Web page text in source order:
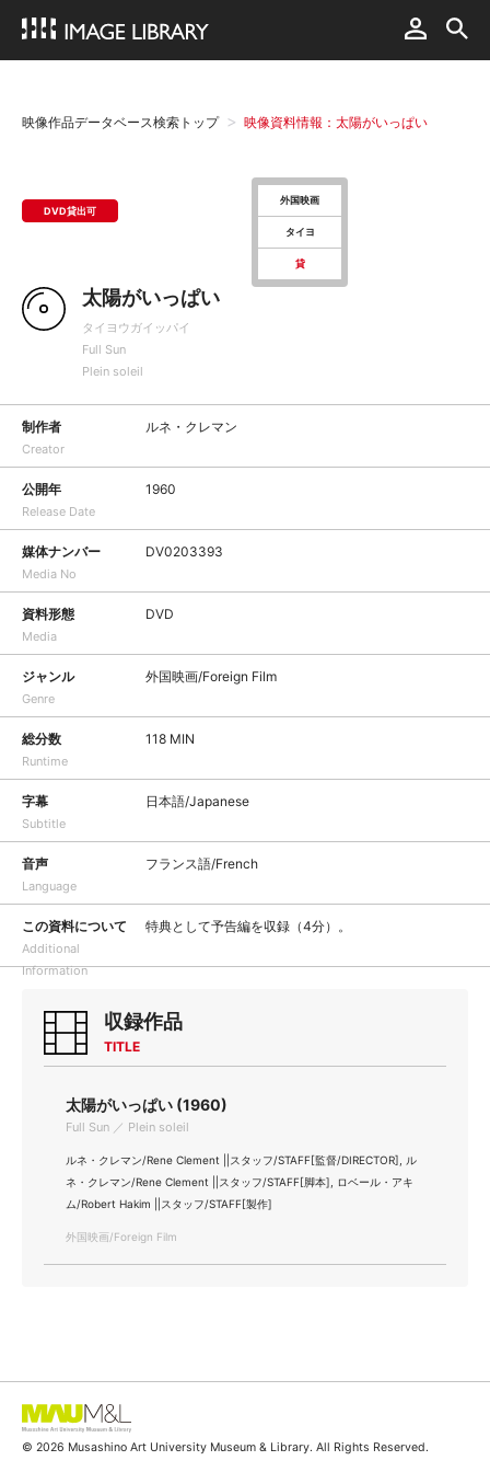
映像作品データベース検索トップ 映像資料情報：太陽がいっぱい
DVD貸出可
外国映画
タイヨ
貸
太陽がいっぱい
タイヨウガイッパイ
Full Sun
Plein soleil
制作者
Creator
ルネ・クレマン
公開年
Release Date
1960
媒体ナンバー
Media No
DV0203393
資料形態
Media
DVD
ジャンル
Genre
外国映画/Foreign Film
総分数
Runtime
118 MIN
字幕
Subtitle
日本語/Japanese
音声
Language
フランス語/French
この資料について
Additional
Information
特典として予告編を収録（4分）。
収録作品
TITLE
太陽がいっぱい (1960)
Full Sun ／ Plein soleil
ルネ・クレマン/Rene Clement ||スタッフ/STAFF[監督/DIRECTOR], ル
ネ・クレマン/Rene Clement ||スタッフ/STAFF[脚本], ロベール・アキ
ム/Robert Hakim ||スタッフ/STAFF[製作]
外国映画/Foreign Film
© 2026 Musashino Art University Museum & Library. All Rights Reserved.